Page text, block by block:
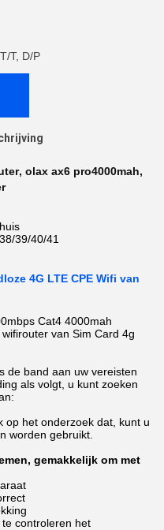
T, D/P
, olax ax6 pro4000mah,
39/40/41
4G LTE CPE Wifi van
Cat4 4000mah
van Sim Card 4g
de band aan uw vereisten
als volgt, u kunt zoeken
op het onderzoek dat, kunt u
worden gebruikt.
gemakkelijk om met
controleren het